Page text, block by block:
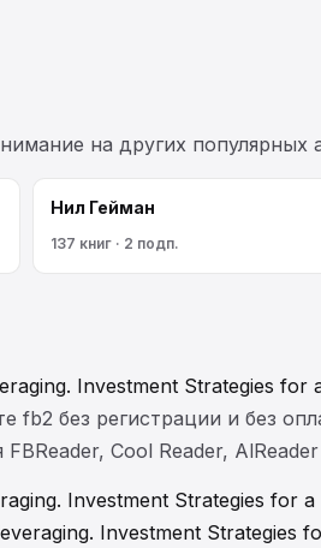
на других
Нил Гейман
137 книг · 2 подп.
Investment Strategies
fb2 без регистрации и без
Cool Reader,
Investment Strategies for
Investment Strategies